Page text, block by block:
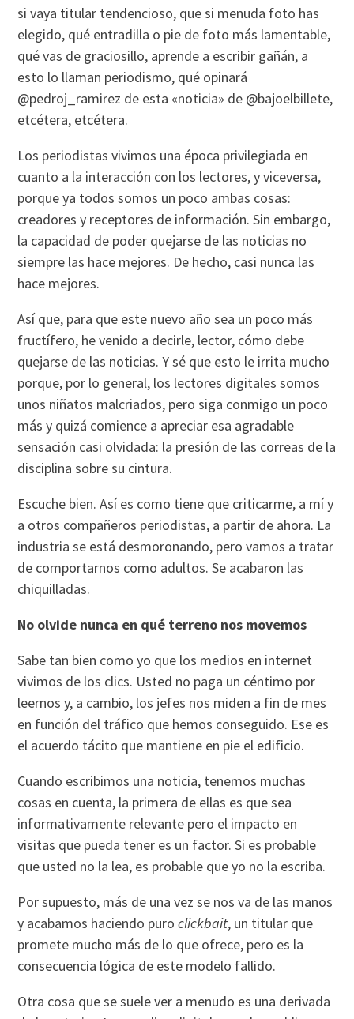
si vaya titular tendencioso, que si menuda foto has
elegido, qué entradilla o pie de foto más lamentable,
qué vas de graciosillo, aprende a escribir gañán, a
esto lo llaman periodismo, qué opinará
@pedroj_ramirez de esta «noticia» de @bajoelbillete,
etcétera, etcétera.
Los periodistas vivimos una época privilegiada en
cuanto a la interacción con los lectores, y viceversa,
porque ya todos somos un poco ambas cosas:
creadores y receptores de información. Sin embargo,
la capacidad de poder quejarse de las noticias no
siempre las hace mejores. De hecho, casi nunca las
hace mejores.
Así que, para que este nuevo año sea un poco más
fructífero, he venido a decirle, lector, cómo debe
quejarse de las noticias. Y sé que esto le irrita mucho
porque, por lo general, los lectores digitales somos
unos niñatos malcriados, pero siga conmigo un poco
más y quizá comience a apreciar esa agradable
sensación casi olvidada: la presión de las correas de la
disciplina sobre su cintura.
Escuche bien. Así es como tiene que criticarme, a mí y
a otros compañeros periodistas, a partir de ahora. La
industria se está desmoronando, pero vamos a tratar
de comportarnos como adultos. Se acabaron las
chiquilladas.
No olvide nunca en qué terreno nos movemos
Sabe tan bien como yo que los medios en internet
vivimos de los clics. Usted no paga un céntimo por
leernos y, a cambio, los jefes nos miden a fin de mes
en función del tráfico que hemos conseguido. Ese es
el acuerdo tácito que mantiene en pie el edificio.
Cuando escribimos una noticia, tenemos muchas
cosas en cuenta, la primera de ellas es que sea
informativamente relevante pero el impacto en
visitas que pueda tener es un factor. Si es probable
que usted no la lea, es probable que yo no la escriba.
Por supuesto, más de una vez se nos va de las manos
y acabamos haciendo puroclickbait, un titular que
promete mucho más de lo que ofrece, pero es la
consecuencia lógica de este modelo fallido.
Otra cosa que se suele ver a menudo es una derivada